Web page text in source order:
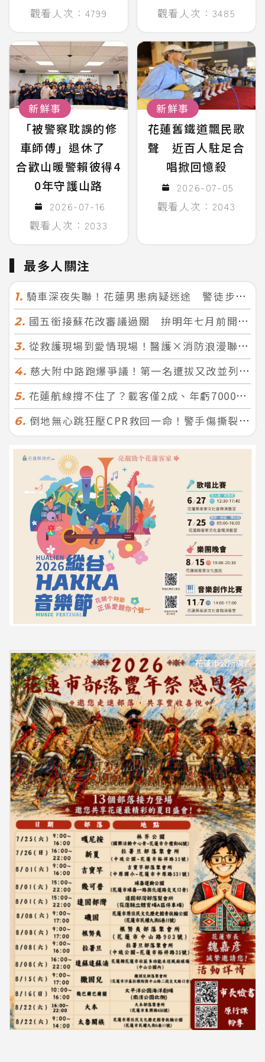
觀看人次：4799
觀看人次：3485
新鮮事
「被警察耽誤的修
車師傅」退休了
合歡山暖警賴彼得4
0年守護山路
2026-07-16
觀看人次：2033
新鮮事
花蓮舊鐵道飄民歌
聲 近百人駐足合
唱掀回憶殺
2026-07-05
觀看人次：2043
最多人關注
1. 騎車深夜失聯！花蓮男患病疑迷途 警徒步百米急尋救回一命
2. 國五銜接蘇花改審議過關 拚明年七月前開工！台北花蓮2小時生活圈成形
3. 從救護現場到愛情現場！醫護×消防浪漫聯誼 32人配對成功5對
4. 慈大附中路跑爆爭議！第一名遭拔又改並列 家長怒：難以接受
5. 花蓮航線撐不住了？載客僅2成、年虧7000萬 華信喊：真的快飛不下去
6. 倒地無心跳狂壓CPR救回一命！警手傷撕裂仍不放手 竟救到藝人何篤霖哥哥